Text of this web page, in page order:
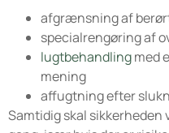
afgrænsning af
specialrengøring af
lugtbehandlingmed
mening
affugtning efter
Samtidig skal sikkerheden